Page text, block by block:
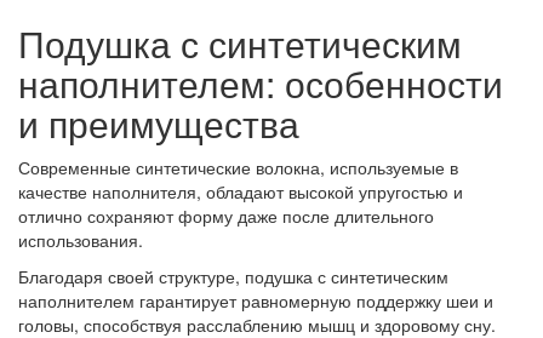
Подушка с синтетическим
наполнителем: особенности
и преимущества
Современные синтетические волокна, используемые в
качестве наполнителя, обладают высокой упругостью и
отлично сохраняют форму даже после длительного
использования.
Благодаря своей структуре, подушка с синтетическим
наполнителем гарантирует равномерную поддержку шеи и
головы, способствуя расслаблению мышц и здоровому сну.